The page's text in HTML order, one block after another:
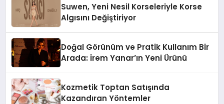
Suwen, Yeni Nesil Korseleriyle Korse
Algısını Değiştiriyor
Doğal Görünüm ve Pratik Kullanım Bir
Arada: İrem Yanar’ın Yeni Ürünü
Kozmetik Toptan Satışında
Kazandıran Yöntemler